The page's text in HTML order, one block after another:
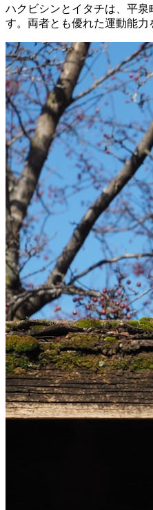
ハクビシンとイタチは、平
す。両者とも優れた運動能